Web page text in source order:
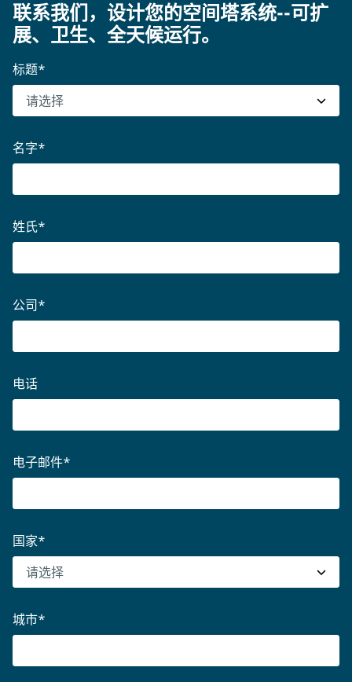
联系我们，设计您的空间塔系统--可扩
展、卫生、全天候运行。
标题*
名字*
姓氏*
公司*
电话
电子邮件*
国家*
城市*